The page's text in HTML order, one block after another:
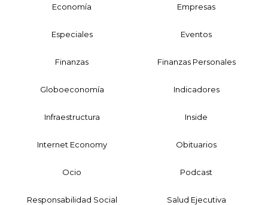
Economía Empresas
Especiales Eventos
Finanzas Finanzas Personales
Globoeconomía Indicadores
Infraestructura Inside
Internet Economy Obituarios
Ocio Podcast
Responsabilidad Social Salud Ejecutiva